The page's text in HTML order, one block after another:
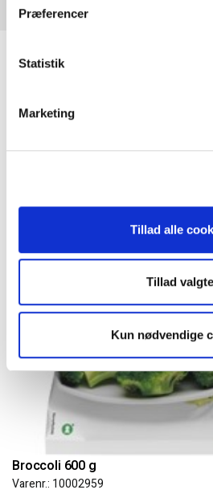
Præferencer
Statistik
Marketing
Tillad alle
Tillad valgte
Kun nødvendige
Produkt der indgår i opskriften
Broccoli 600 g
Varenr.: 10002959